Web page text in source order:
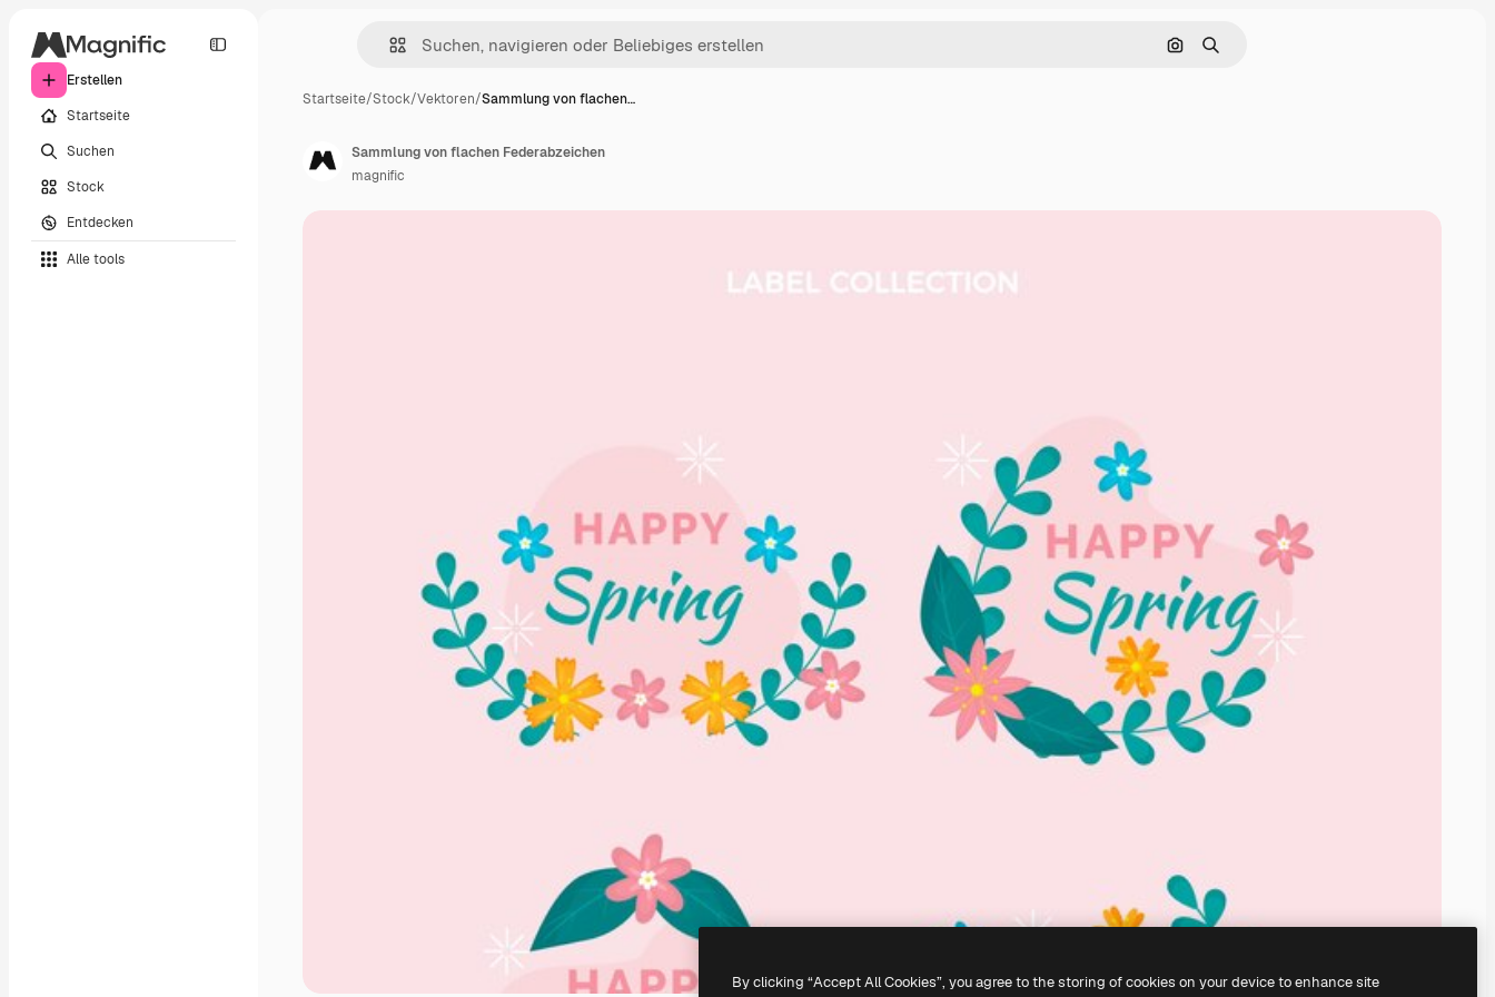
Erstellen
Startseite
Suchen
Stock
Entdecken
Alle tools
Nach Bild suchen
Suchen
Startseite/Stock/Vektoren/Sammlung von flachen…
Sammlung von flachen Federabzeichen
magnific
By clicking “Accept All Cookies”, you agree to the storing of cookies on your device to enhance site